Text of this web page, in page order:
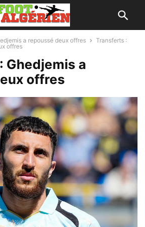
a repoussé deux offres
Transferts :
offres
Ghedjemis a
offres